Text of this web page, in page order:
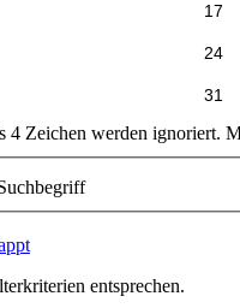
17
24
31
4 Zeichen werden ignoriert.
entsprechen.